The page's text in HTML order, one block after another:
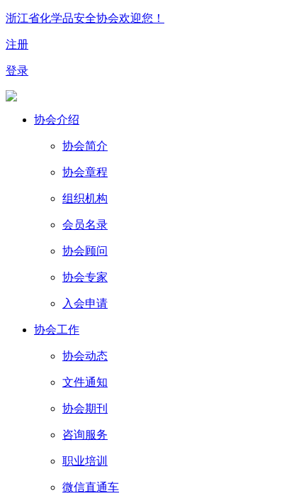
浙江省化学品安全协会欢迎您！
注册
登录
协会介绍
协会简介
协会章程
组织机构
会员名录
协会顾问
协会专家
入会申请
协会工作
协会动态
文件通知
协会期刊
咨询服务
职业培训
微信直通车